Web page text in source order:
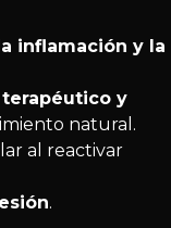
inflamación y la
y
natural.
al reactivar
.